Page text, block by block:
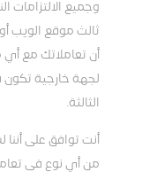
وجميع
ثالث موقع الويب
أن تعاملاتك مع
لجهة خارجية
الثالثة.
أنت توافق على
من أي نوع في